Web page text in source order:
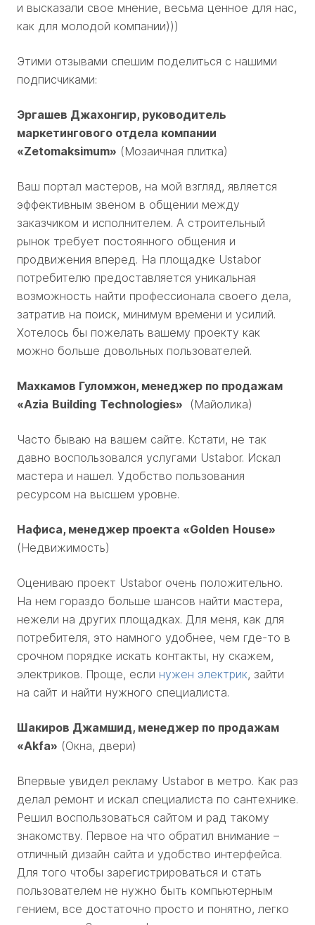
и высказали свое мнение, весьма ценное для нас,
как для молодой компании)))
Этими отзывами спешим поделиться с нашими
подписчиками:
Эргашев Джахонгир, руководитель
маркетингового отдела компании
«Zetomaksimum» (Мозаичная плитка)
Ваш портал мастеров, на мой взгляд, является
эффективным звеном в общении между
заказчиком и исполнителем. А строительный
рынок требует постоянного общения и
продвижения вперед. На площадке Ustabor
потребителю предоставляется уникальная
возможность найти профессионала своего дела,
затратив на поиск, минимум времени и усилий.
Хотелось бы пожелать вашему проекту как
можно больше довольных пользователей.
Махкамов Гуломжон, менеджер по продажам
«Azia Building Technologies» (Майолика)
Часто бываю на вашем сайте. Кстати, не так
давно воспользовался услугами Ustabor. Искал
мастера и нашел. Удобство пользования
ресурсом на высшем уровне.
Нафиса, менеджер проекта «Golden House»
(Недвижимость)
Оцениваю проект Ustabor очень положительно.
На нем гораздо больше шансов найти мастера,
нежели на других площадках. Для меня, как для
потребителя, это намного удобнее, чем где-то в
срочном порядке искать контакты, ну скажем,
электриков. Проще, если нужен электрик, зайти
на сайт и найти нужного специалиста.
Шакиров Джамшид, менеджер по продажам
«Akfa» (Окна, двери)
Впервые увидел рекламу Ustabor в метро. Как раз
делал ремонт и искал специалиста по сантехнике.
Решил воспользоваться сайтом и рад такому
знакомству. Первое на что обратил внимание –
отличный дизайн сайта и удобство интерфейса.
Для того чтобы зарегистрироваться и стать
пользователем не нужно быть компьютерным
гением, все достаточно просто и понятно, легко